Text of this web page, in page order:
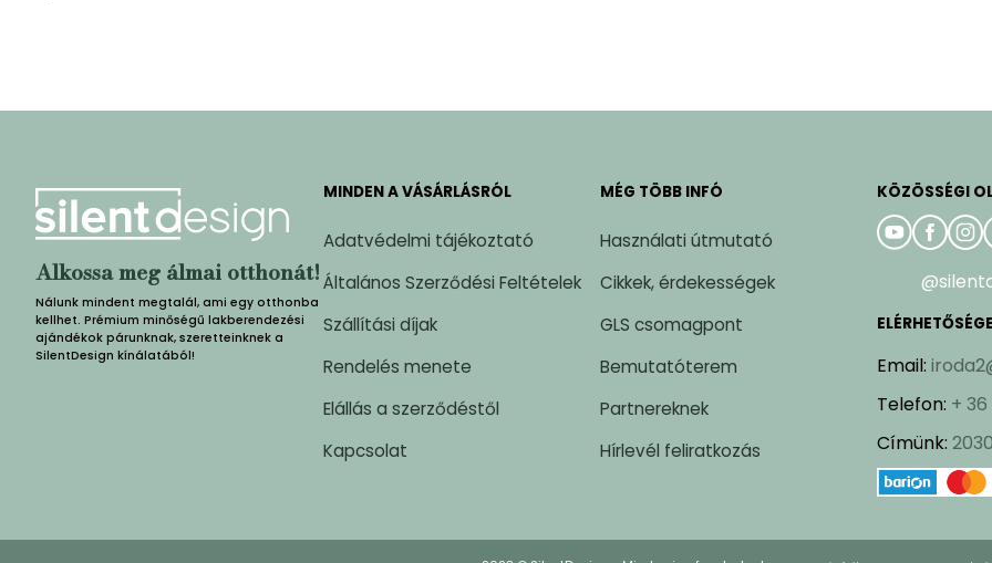
Alkossa meg álmai otthonát!
Nálunk mindent megtalál, ami egy otthonba
kellhet. Prémium minőségű lakberendezési
ajándékok párunknak, szeretteinknek a
SilentDesign kínálatából!
MINDEN A VÁSÁRLÁSRÓL
Adatvédelmi tájékoztató
Általános Szerződési Feltételek
Szállítási díjak
Rendelés menete
Elállás a szerződéstől
Kapcsolat
MÉG TÖBB INFÓ
Használati útmutató
Cikkek, érdekességek
GLS csomagpont
Bemutatóterem
Partnereknek
Hírlevél feliratkozás
KÖZÖSSÉGI
Email:
Telefon: +
Címünk: